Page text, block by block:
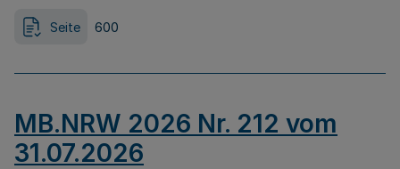
Seite 600
MB.NRW 2026 Nr. 212 vom
31.07.2026